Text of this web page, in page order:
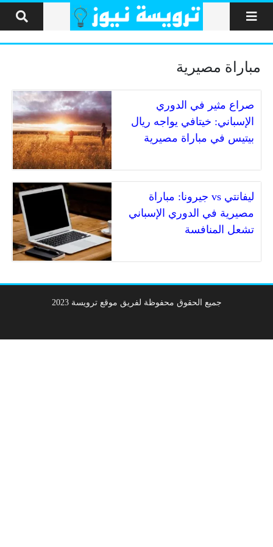
التخطي إلى المحتوى
مباراة مصيرية
صراع مثير في الدوري
الإسباني: خيتافي يواجه ريال
بيتيس في مباراة مصيرية
ليفانتي vs جيرونا: مباراة
مصيرية في الدوري الإسباني
تشعل المنافسة
جميع الحقوق محفوظة لفريق موقع ترويسة 2023